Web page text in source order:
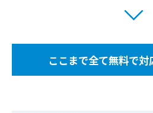
ここまで全て無料で対